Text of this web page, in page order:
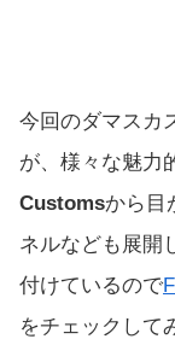
今回のダマスカ
が、様々な魅力
Customsから目
ネルなども展開
付けているので
をチェックして